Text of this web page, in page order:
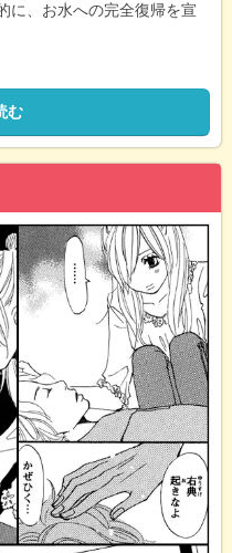
に、お水への完全復帰を宣
む